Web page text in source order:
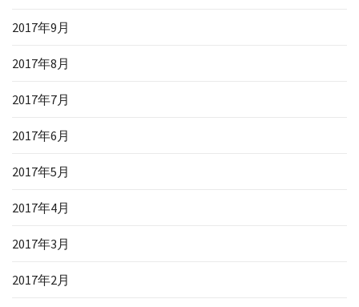
2017年9月
2017年8月
2017年7月
2017年6月
2017年5月
2017年4月
2017年3月
2017年2月